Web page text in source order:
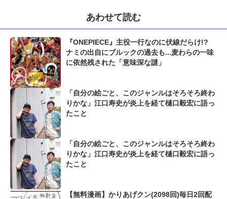
あわせて読む
『ONEPIECE』主役一行なのに伏線だらけ!?
ナミの出自にブルックの過去も...麦わらの一味
に依然残された「意味深な謎」
「自分の絵ごと、このジャンルはそろそろ終わ
りかな」江口寿史が炎上を経て樋口毅宏に語っ
たこと
「自分の絵ごと、このジャンルはそろそろ終わ
りかな」江口寿史が炎上を経て樋口毅宏に語っ
たこと
【無料漫画】かりあげクン(2098回)毎日2回配